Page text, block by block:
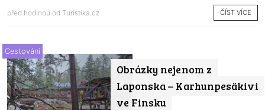
před hodinou od Turistika.cz ČÍST VÍCE
Obrázky nejenom z
Laponska – Karhunpesäkivi
ve Finsku
Cestování